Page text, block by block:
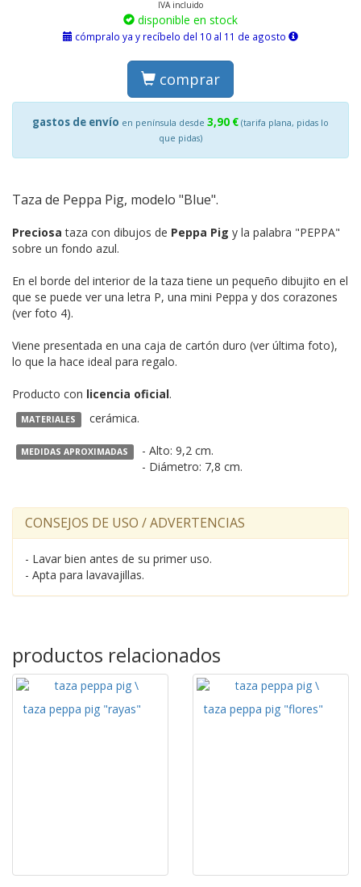
IVA incluido
disponible en stock
cómpralo ya y recíbelo del 10 al 11 de agosto
comprar
gastos de envío en península desde 3,90 € (tarifa plana, pidas lo
que pidas)
Taza de Peppa Pig, modelo "Blue".
Preciosa taza con dibujos de Peppa Pig y la palabra "PEPPA"
sobre un fondo azul.
En el borde del interior de la taza tiene un pequeño dibujito en el
que se puede ver una letra P, una mini Peppa y dos corazones
(ver foto 4).
Viene presentada en una caja de cartón duro (ver última foto),
lo que la hace ideal para regalo.
Producto con licencia oficial.
MATERIALES cerámica.
MEDIDAS APROXIMADAS
- Alto: 9,2 cm.
- Diámetro: 7,8 cm.
CONSEJOS DE USO / ADVERTENCIAS
- Lavar bien antes de su primer uso.
- Apta para lavavajillas.
productos relacionados
taza peppa pig "rayas" taza peppa pig "flores"